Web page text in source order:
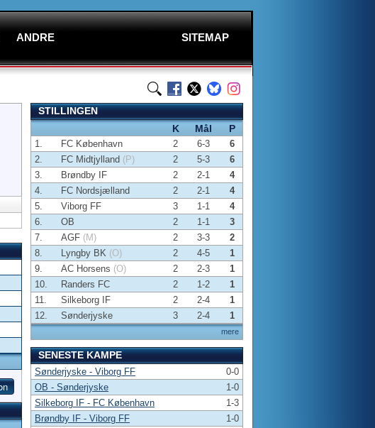
ANDRE SITEMAP
STILLINGEN
K
Mål P
mere
1. FC København 2 6-3
6
2.
FC Midtjylland (P) 2 5-3
6
3.
Brøndby IF 2 2-1
4
4.
FC Nordsjælland 2 2-1
4
5.
Viborg FF 3 1-1
4
6.
OB 2 1-1
3
7.
AGF (M) 2 3-3
2
8.
Lyngby BK (O) 2 4-5
1
9.
AC Horsens (O) 2 2-3
1
10.
Randers FC 2 1-2
1
11.
Silkeborg IF 2 2-4
1
12.
Sønderjyske 3 2-4 1
SENESTE KAMPE
Sønderjyske - Viborg FF
0-0
OB - Sønderjyske
1-0
Silkeborg IF - FC København
1-3
Brøndby IF - Viborg FF
1-0